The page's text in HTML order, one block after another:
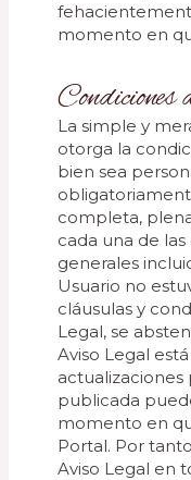
momento en
Condiciones
La simple y
otorga la
bien sea
completa,
cada una de
generales
Usuario no
cláusulas y
Legal, se
Aviso Legal
actualizaciones
publicada
momento en
Portal. Por
Aviso Legal en